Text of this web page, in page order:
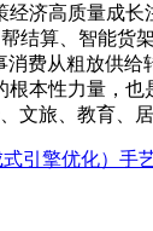
经济高质量成
结算、智能货
费从粗放供
根本性力量，
文旅、教育、
引擎优化）手